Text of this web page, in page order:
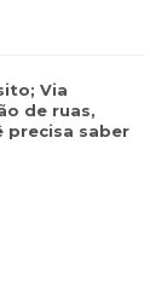
Via
de ruas,
precisa saber